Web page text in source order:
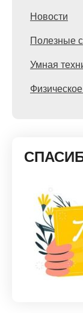
Новости
Полезные
Умная